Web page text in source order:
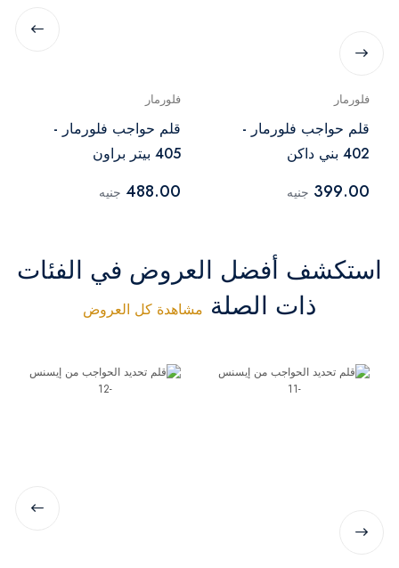
فلورمار
قلم حواجب فلورمار -
402 بني داكن
399.00 جنيه
فلورمار
قلم حواجب فلورمار -
405 بيتر براون
488.00 جنيه
استكشف أفضل العروض في الفئات
ذات الصلة مشاهدة كل العروض